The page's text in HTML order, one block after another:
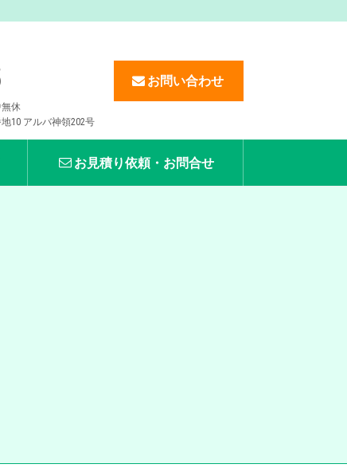
休
10 アルバ神領202号
お問い合わせ
お見積り依頼・お問合せ